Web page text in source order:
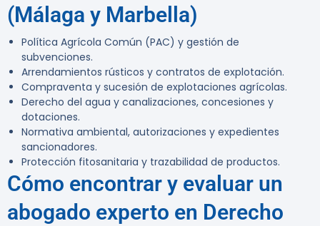
(Málaga y Marbella)
Política Agrícola Común (PAC) y gestión de
subvenciones.
Arrendamientos rústicos y contratos de explotación.
Compraventa y sucesión de explotaciones agrícolas.
Derecho del agua y canalizaciones, concesiones y
dotaciones.
Normativa ambiental, autorizaciones y expedientes
sancionadores.
Protección fitosanitaria y trazabilidad de productos.
Cómo encontrar y evaluar un
abogado experto en Derecho